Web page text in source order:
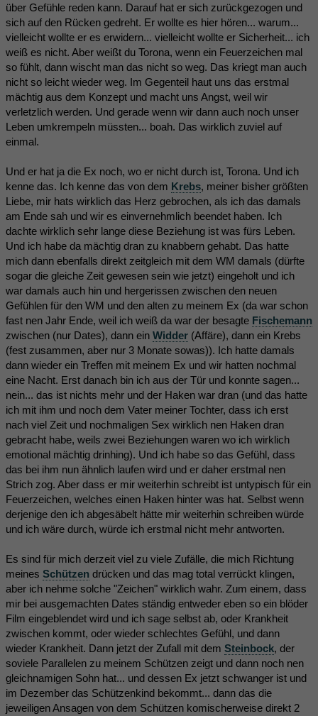
über Gefühle reden kann. Darauf hat er sich zurückgezogen und
sich auf den Rücken gedreht. Er wollte es hier hören... warum...
vielleicht wollte er es erwidern... vielleicht wollte er Sicherheit... ich
weiß es nicht. Aber weißt du Torona, wenn ein Feuerzeichen mal
so fühlt, dann wischt man das nicht so weg. Das kriegt man auch
nicht so leicht wieder weg. Im Gegenteil haut uns das erstmal
mächtig aus dem Konzept und macht uns Angst, weil wir
verletzlich werden. Und gerade wenn wir dann auch noch unser
Leben umkrempeln müssten... boah. Das wirklich zuviel auf
einmal.
Und er hat ja die Ex noch, wo er nicht durch ist, Torona. Und ich
kenne das. Ich kenne das von dem Krebs, meiner bisher größten
Liebe, mir hats wirklich das Herz gebrochen, als ich das damals
am Ende sah und wir es einvernehmlich beendet haben. Ich
dachte wirklich sehr lange diese Beziehung ist was fürs Leben.
Und ich habe da mächtig dran zu knabbern gehabt. Das hatte
mich dann ebenfalls direkt zeitgleich mit dem WM damals (dürfte
sogar die gleiche Zeit gewesen sein wie jetzt) eingeholt und ich
war damals auch hin und hergerissen zwischen den neuen
Gefühlen für den WM und den alten zu meinem Ex (da war schon
fast nen Jahr Ende, weil ich weiß da war der besagte Fischemann
zwischen (nur Dates), dann ein Widder (Affäre), dann ein Krebs
(fest zusammen, aber nur 3 Monate sowas)). Ich hatte damals
dann wieder ein Treffen mit meinem Ex und wir hatten nochmal
eine Nacht. Erst danach bin ich aus der Tür und konnte sagen...
nein... das ist nichts mehr und der Haken war dran (und das hatte
ich mit ihm und noch dem Vater meiner Tochter, dass ich erst
nach viel Zeit und nochmaligen Sex wirklich nen Haken dran
gebracht habe, weils zwei Beziehungen waren wo ich wirklich
emotional mächtig drinhing). Und ich habe so das Gefühl, dass
das bei ihm nun ähnlich laufen wird und er daher erstmal nen
Strich zog. Aber dass er mir weiterhin schreibt ist untypisch für ein
Feuerzeichen, welches einen Haken hinter was hat. Selbst wenn
derjenige den ich abgesäbelt hätte mir weiterhin schreiben würde
und ich wäre durch, würde ich erstmal nicht mehr antworten.
Es sind für mich derzeit viel zu viele Zufälle, die mich Richtung
meines Schützen drücken und das mag total verrückt klingen,
aber ich nehme solche "Zeichen" wirklich wahr. Zum einem, dass
mir bei ausgemachten Dates ständig entweder eben so ein blöder
Film eingeblendet wird und ich sage selbst ab, oder Krankheit
zwischen kommt, oder wieder schlechtes Gefühl, und dann
wieder Krankheit. Dann jetzt der Zufall mit dem Steinbock, der
soviele Parallelen zu meinem Schützen zeigt und dann noch nen
gleichnamigen Sohn hat... und dessen Ex jetzt schwanger ist und
im Dezember das Schützenkind bekommt... dann das die
jeweiligen Ansagen von dem Schützen komischerweise direkt 2